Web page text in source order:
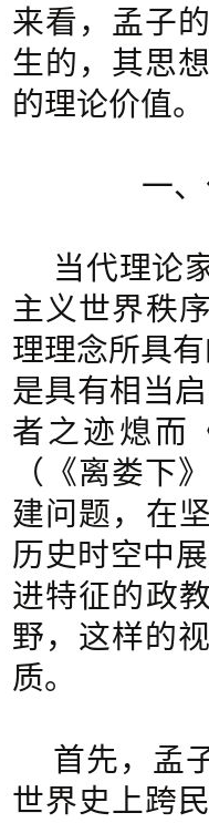
来看，孟子
生的，其思
的理论价值。
一
当代理论
主义世界秩
理理念所具
是具有相当
者之迹熄而
（《离娄下
建问题，在
历史时空中
进特征的政
野，这样的
质。
首先，孟
世界史上跨